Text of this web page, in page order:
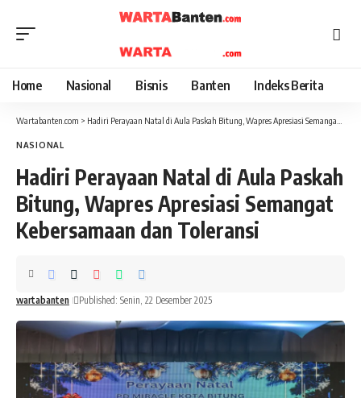
Home Nasional Bisnis Banten Indeks Berita
Wartabanten.com > Hadiri Perayaan Natal di Aula Paskah Bitung, Wapres Apresiasi Semangat Kebersamaan dan Toleransi
NASIONAL
Hadiri Perayaan Natal di Aula Paskah
Bitung, Wapres Apresiasi Semangat
Kebersamaan dan Toleransi
wartabanten Published: Senin, 22 Desember 2025